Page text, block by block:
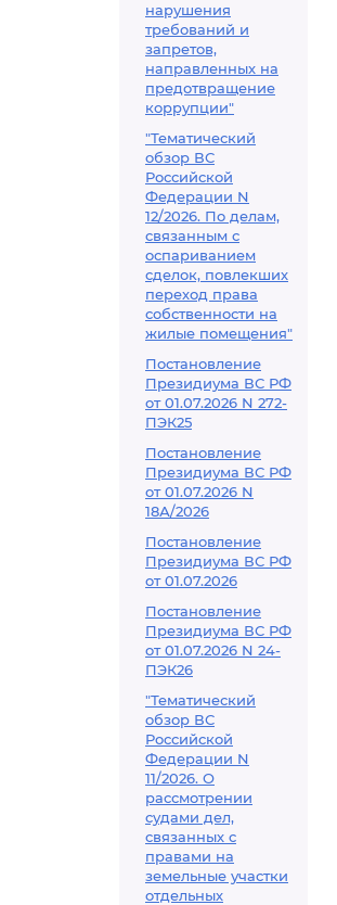
нарушения
требований и
запретов,
направленных на
предотвращение
коррупции"
"Тематический
обзор ВС
Российской
Федерации N
12/2026. По делам,
связанным с
оспариванием
сделок, повлекших
переход права
собственности на
жилые помещения"
Постановление
Президиума ВС РФ
от 01.07.2026 N 272-
ПЭК25
Постановление
Президиума ВС РФ
от 01.07.2026 N
18А/2026
Постановление
Президиума ВС РФ
от 01.07.2026
Постановление
Президиума ВС РФ
от 01.07.2026 N 24-
ПЭК26
"Тематический
обзор ВС
Российской
Федерации N
11/2026. О
рассмотрении
судами дел,
связанных с
правами на
земельные участки
отдельных